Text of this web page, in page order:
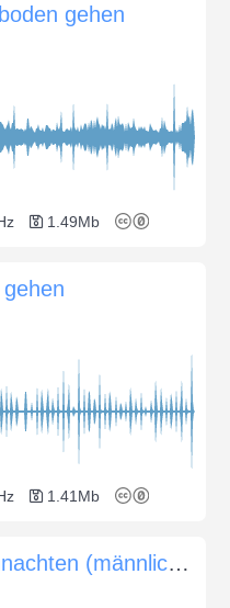
gehen
1.49Mb
1.41Mb
Ho Ho Ho, Frohe Weihnachten (männliche Rede)